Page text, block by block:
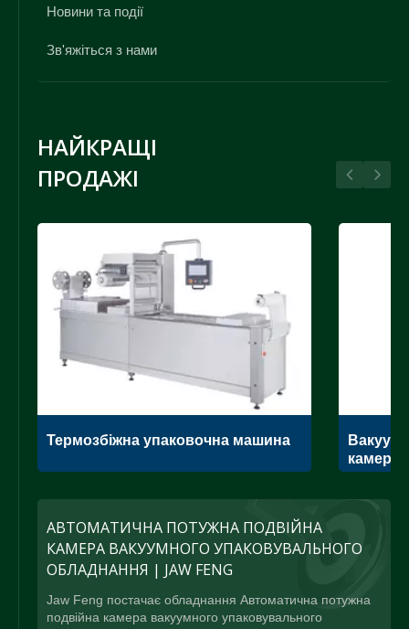
Новини та події
Зв'яжіться з нами
НАЙКРАЩІ
ПРОДАЖІ
Термозбіжна упаковочна машина
АВТОМАТИЧНА ПОТУЖНА ПОДВІЙНА
КАМЕРА ВАКУУМНОГО УПАКОВУВАЛЬНОГО
ОБЛАДНАННЯ | JAW FENG
Jaw Feng постачає обладнання Автоматична потужна
подвійна камера вакуумного упаковувального